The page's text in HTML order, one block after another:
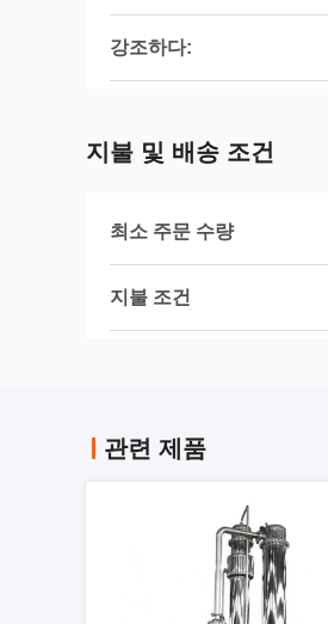
강조하다:
지불 및 배송 조건
최소 주문 수량
지불 조건
관련 제품